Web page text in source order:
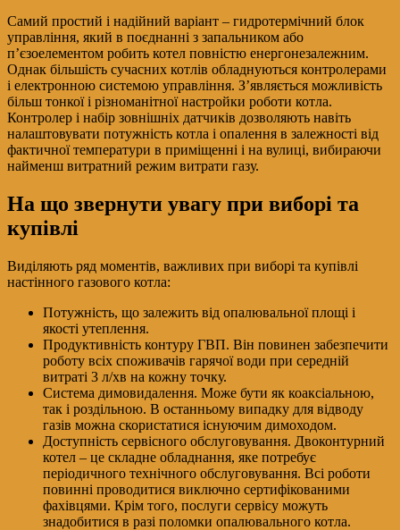
Самий простий і надійний варіант – гидротермічний блок
управління, який в поєднанні з запальником або
п’єзоелементом робить котел повністю енергонезалежним.
Однак більшість сучасних котлів обладнуються контролерами
і електронною системою управління. З’являється можливість
більш тонкої і різноманітної настройки роботи котла.
Контролер і набір зовнішніх датчиків дозволяють навіть
налаштовувати потужність котла і опалення в залежності від
фактичної температури в приміщенні і на вулиці, вибираючи
найменш витратний режим витрати газу.
На що звернути увагу при виборі та
купівлі
Виділяють ряд моментів, важливих при виборі та купівлі
настінного газового котла:
Потужність, що залежить від опалювальної площі і
якості утеплення.
Продуктивність контуру ГВП. Він повинен забезпечити
роботу всіх споживачів гарячої води при середній
витраті 3 л/хв на кожну точку.
Система димовидалення. Може бути як коаксіальною,
так і роздільною. В останньому випадку для відводу
газів можна скористатися існуючим димоходом.
Доступність сервісного обслуговування. Двоконтурний
котел – це складне обладнання, яке потребує
періодичного технічного обслуговування. Всі роботи
повинні проводитися виключно сертифікованими
фахівцями. Крім того, послуги сервісу можуть
знадобитися в разі поломки опалювального котла.